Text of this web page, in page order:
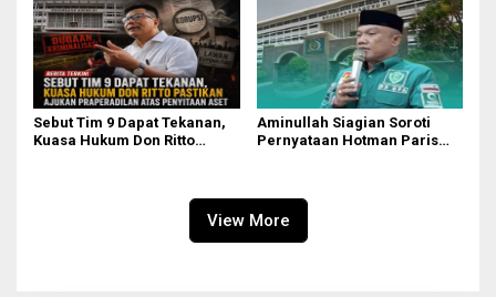
Sebut Tim 9 Dapat Tekanan,
Kuasa Hukum Don Ritto
Aminullah Siagian Soroti
Pernyataan Hotman Paris
View More